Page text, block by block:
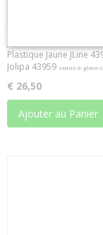
Plastique Jaune JLine
Jolipa 43959 seaux-à-
€ 26,50
Ajouter au Panier